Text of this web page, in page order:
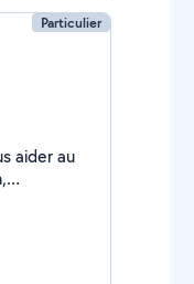
Particulier
-